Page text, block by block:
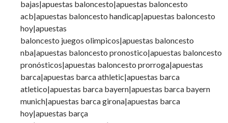
bajas|apuestas baloncesto|apuestas baloncesto
acb|apuestas baloncesto handicap|apuestas baloncesto
hoy|apuestas
baloncesto juegos olimpicos|apuestas baloncesto
nba|apuestas baloncesto pronostico|apuestas baloncesto
pronósticos|apuestas baloncesto prorroga|apuestas
barca|apuestas barca athletic|apuestas barca
atletico|apuestas barca bayern|apuestas barca bayern
munich|apuestas barca girona|apuestas barca
hoy|apuestas barça